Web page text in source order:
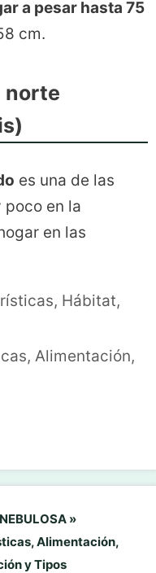
a pesar hasta 75
cm.
norte
es una de las
poco en la
en las
Hábitat,
Alimentación,
»
Alimentación,
y Tipos